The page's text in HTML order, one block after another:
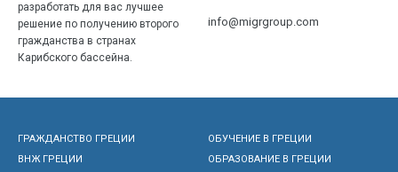
разработать для вас лучшее
решение по получению второго
гражданства в странах
Карибского бассейна.
info@migrgroup.com
ГРАЖДАНСТВО ГРЕЦИИ
ВНЖ ГРЕЦИИ
ОБУЧЕНИЕ В ГРЕЦИИ
ОБРАЗОВАНИЕ В ГРЕЦИИ